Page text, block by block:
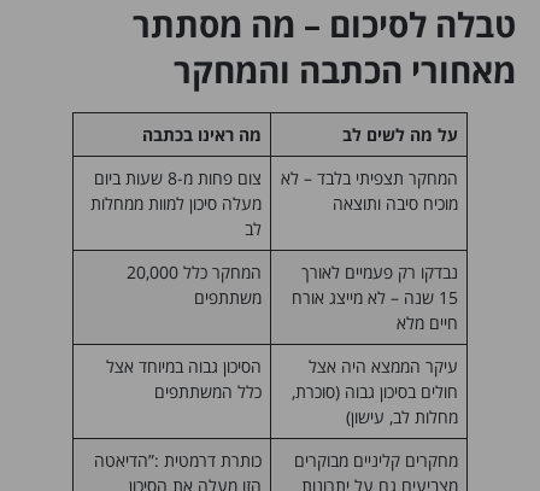
טבלה לסיכום – מה מסתתר
מאחורי הכתבה והמחקר
על מה לשים לב
מה ראינו בכתבה
המחקר תצפיתי בלבד – לא
מוכיח סיבה ותוצאה
צום פחות מ-8 שעות ביום
מעלה סיכון למוות ממחלות
לב
נבדקו רק פעמיים לאורך
15 שנה – לא מייצג אורח
חיים מלא
המחקר כלל 20,000
משתתפים
עיקר הממצא היה אצל
חולים בסיכון גבוה (סוכרת,
מחלות לב, עישון)
הסיכון גבוה במיוחד אצל
כלל המשתתפים
מחקרים קליניים מבוקרים
מצביעים גם על יתרונות
כותרת דרמטית :”הדיאטה
הזו מעלה את הסיכון